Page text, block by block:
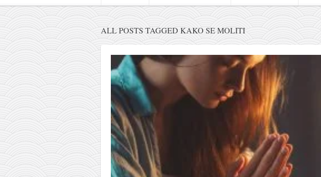
internet poslovanje
ishranom do zdravlja
moj haiku
momenti i mesta
bonus sadržaj
Svetlopis
zakonopravilo
duhovni otac
pravoslavlje
zabranjena istorija
ćirilica
ALL POSTS TAGGED KAKO SE MOLITI